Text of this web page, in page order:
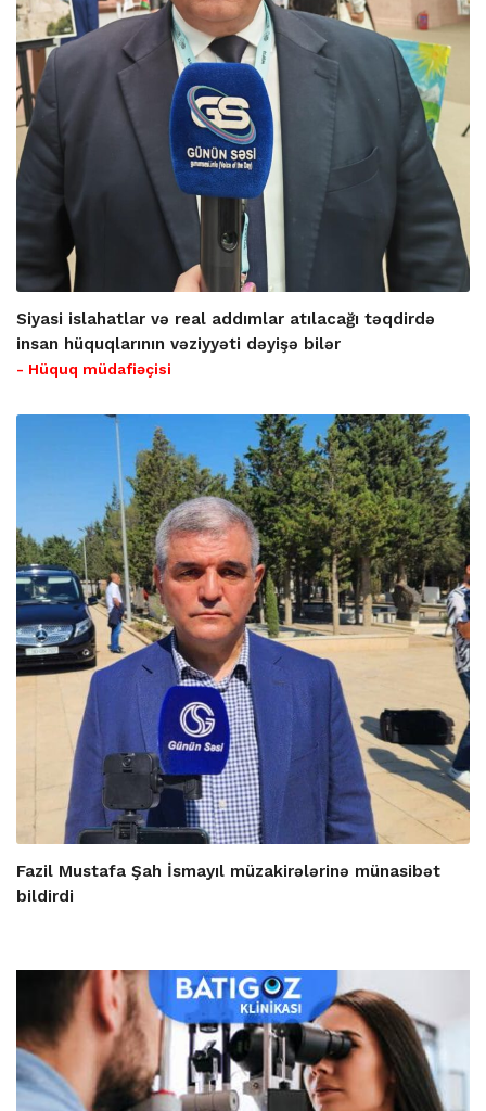
Siyasi islahatlar və real addımlar atılacağı təqdirdə
insan hüquqlarının vəziyyəti dəyişə bilər
- Hüquq müdafiəçisi
Fazil Mustafa Şah İsmayıl müzakirələrinə münasibət
bildirdi